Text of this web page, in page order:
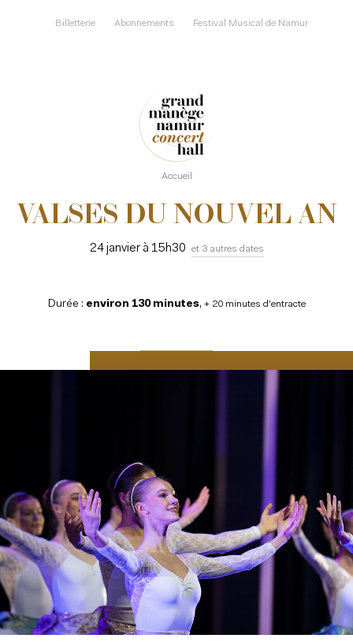
Billetterie Abonnements Festival Musical de Namur
Accueil
VALSES DU NOUVEL AN
24 janvier à 15h30 et 3 autres dates
Durée : environ 130 minutes, + 20 minutes d'entracte